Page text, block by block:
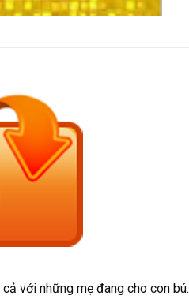
với những mẹ đang cho con bú.